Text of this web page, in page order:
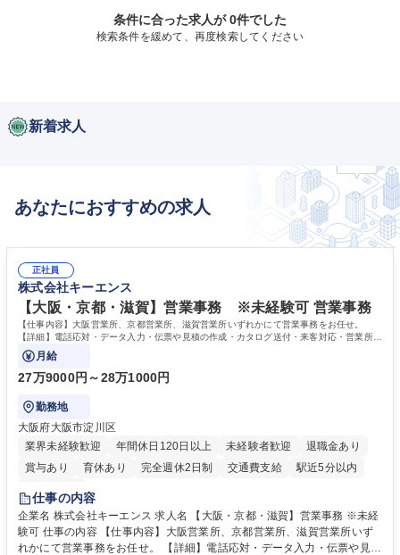
条件に合った求人が 0件でした
検索条件を緩めて、再度検索してください
新着求人
あなたにおすすめの求人
正社員
株式会社キーエンス
【大阪・京都・滋賀】営業事務 ※未経験可 営業事務
【仕事内容】大阪営業所、京都営業所、滋賀営業所いずれかにて営業事務をお任せ。
【詳細】電話応対・データ入力・伝票や見積の作成・カタログ送付・来客対応・営業所内
で発生する事務業務や業務改善をお任せ。
月給
27万9000円～28万1000円
勤務地
大阪府大阪市淀川区
業界未経験歓迎
年間休日120日以上 未経験者歓迎
退職金あり
賞与あり
育休あり 完全週休2日制 交通費支給
駅近5分以内
土日祝休み
仕事の内容
企業名 株式会社キーエンス 求人名 【大阪・京都・滋賀】営業事務 ※未経
験可 仕事の内容 【仕事内容】大阪営業所、京都営業所、滋賀営業所いず
れかにて営業事務をお任せ。 【詳細】電話応対・データ入力・伝票や見積